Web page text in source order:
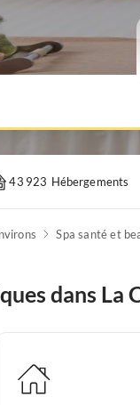
43 923 Hébergements
Spa santé et
dans La